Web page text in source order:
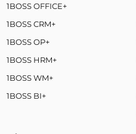
1BOSS OFFICE+
1BOSS CRM+
1BOSS OP+
1BOSS HRM+
1BOSS WM+
1BOSS BI+